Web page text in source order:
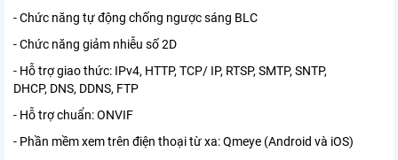
- Chức năng tự động chống ngược sáng BLC
- Chức năng giảm nhiễu số 2D
- Hỗ trợ giao thức: IPv4, HTTP, TCP/ IP, RTSP, SMTP, SNTP,
DHCP, DNS, DDNS, FTP
- Hỗ trợ chuẩn: ONVIF
- Phần mềm xem trên điện thoại từ xa: Qmeye (Android và iOS)